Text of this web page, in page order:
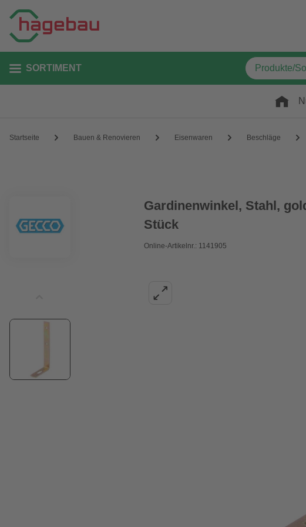
SORTIMENT
Startseite Bauen & Renovieren Eisenwaren Beschläge
Gardinenwinkel, Stahl,
Stück
Online-Artikelnr.: 1141905